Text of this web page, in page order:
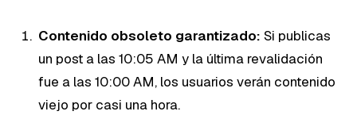
Contenido obsoleto garantizado: Si publicas
un post a las 10:05 AM y la última revalidación
fue a las 10:00 AM, los usuarios verán contenido
viejo por casi una hora.